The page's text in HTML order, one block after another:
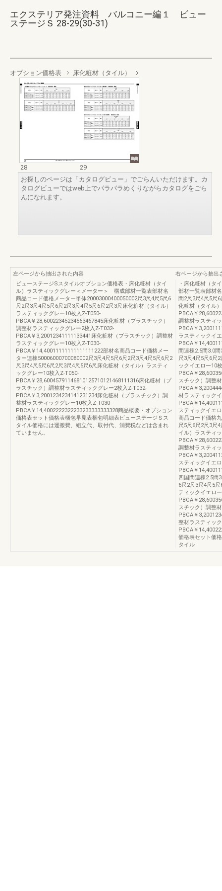
エクステリア発注資料 バルコニー編１ ビュー
ステージＳ 28-29(30-31)
オプション価格表 床化粧材（タイル）
28
29
お探しのページは「カタログビュー」でごらんいただけます。カ
タログビューではweb上でパラパラめくりながらカタログをごら
んになれます。
左ページから抽出された内容
ビューステージSスタイルオプション価格表・床化粧材（タイ
ル）ラスティックグレー＜メーター＞ 構成部材一覧表部材名
商品コード価格メーター単体20003000400050002尺3尺4尺5尺6
尺2尺3尺4尺5尺6尺2尺3尺4尺5尺6尺2尺3尺床化粧材（タイル）
ラスティックグレー10枚入Z-T050-
PBCA￥28,60022345234563467845床化粧材（プラスチック）
調整材ラスティックグレー2枚入Z-T032-
PBCA￥3,20012341111133441床化粧材（プラスチック）調整材
ラスティックグレー10枚入Z-T030-
PBCA￥14,40011111111111111222部材名商品コード価格メー
ター連棟50006000700080002尺3尺4尺5尺6尺2尺3尺4尺5尺6尺2
尺3尺4尺5尺6尺2尺3尺4尺5尺6尺床化粧材（タイル）ラスティ
ックグレー10枚入Z-T050-
PBCA￥28,60045791146810125710121468111316床化粧材（プ
ラスチック）調整材ラスティックグレー2枚入Z-T032-
PBCA￥3,2001234234141231234床化粧材（プラスチック）調
整材ラスティックグレー10枚入Z-T030-
PBCA￥14,4002222322233233333333328商品概要・オプション
価格表セット価格表梱包早見表梱包明細表ビューステージＳス
タイル価格には運搬費、組立代、取付代、消費税などは含まれ
ていません。
右ページから抽出
・床化粧材（タ
部材一覧表部材
間2尺3尺4尺5尺
化粧材（タイル
PBCA￥
調整材ラスティ
PBCA￥
ラスティックイ
PBCA￥
間連棟2.5間3.0
尺3尺4尺5尺6尺
ックイエロー10
PBCA￥
スチック）調整
PBCA￥
材ラスティック
PBCA￥
スティックイエ
商品コード価格
尺5尺6尺2尺3尺
イル）ラスティ
PBCA￥
調整材ラスティ
PBCA￥
スティックイエ
PBCA￥
四国間連棟2.5間
6尺2尺3尺4尺5
ティックイエロ
PBCA￥
スチック）調整
PBCA￥
整材ラスティッ
PBCA￥
価格表セット価
タイル